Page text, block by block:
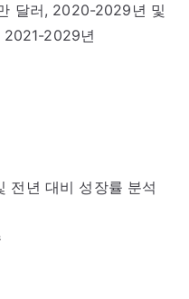
달러, 2020-2029년 및
2021-2029년
전년 대비 성장률 분석